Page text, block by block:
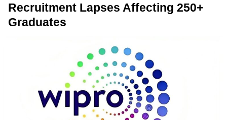
Recruitment Lapses Affecting 250+
Graduates